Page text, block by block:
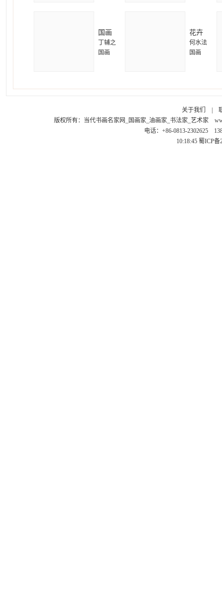
国画
丁辅之
国画
花卉
何水法
国画
关于我们
版权所有： 当代书画名家网_国画家_油画家_书法家_艺术家
电话：+86-0813-2302625
10:18:45 蜀ICP备